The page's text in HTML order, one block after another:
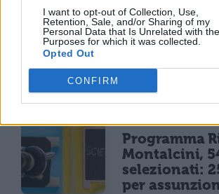
I want to opt-out of Collection, Use,
Retention, Sale, and/or Sharing of my
Personal Data that Is Unrelated with the
Purposes for which it was collected.
Opted Out
CONFIRM
Maturità
domina con
ma i 100
bonus
Programma
Montalcini,
selezionati:
per